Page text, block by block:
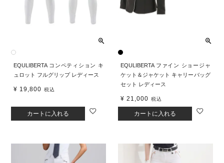
EQULIBERTA コンペティション キ
ュロット フルグリップ レディース
¥ 19,800 税込
カートに入れる
EQULIBERTA ファイン ショージャ
ケット＆ジャケット キャリーバッグ
セット レディース
¥ 21,000 税込
カートに入れる